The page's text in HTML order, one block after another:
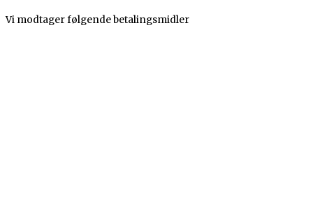
Vi modtager følgende betalingsmidler